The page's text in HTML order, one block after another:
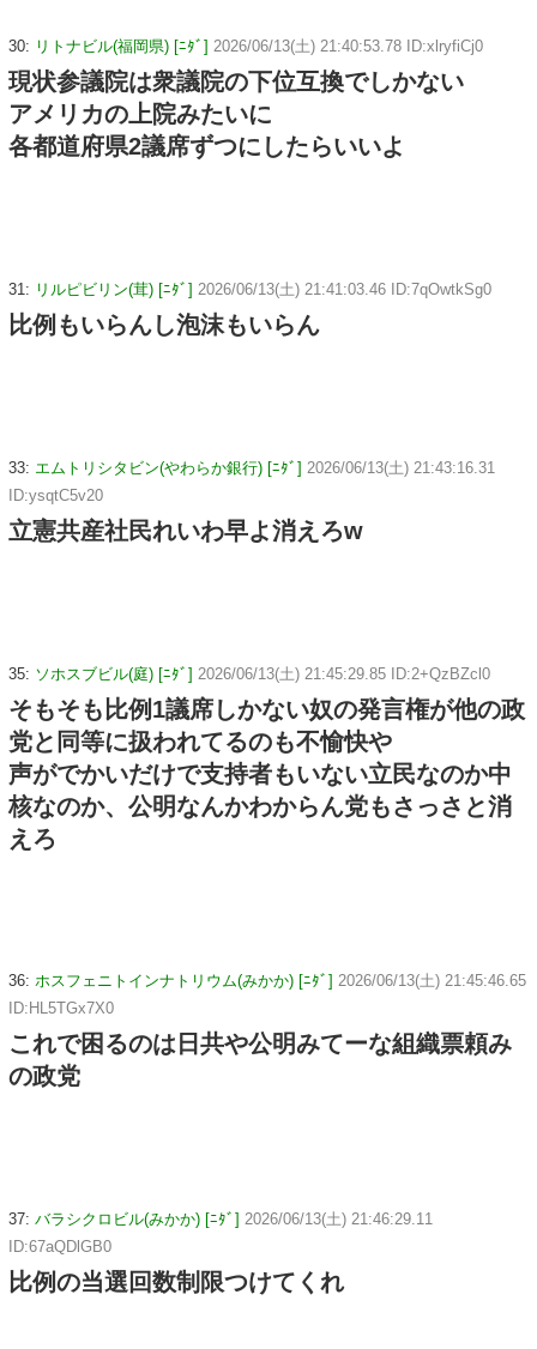
30: リトナビル(福岡県) [ﾆﾀﾞ] 2026/06/13(土) 21:40:53.78 ID:xlryfiCj0
現状参議院は衆議院の下位互換でしかない
アメリカの上院みたいに
各都道府県2議席ずつにしたらいいよ
31: リルピビリン(茸) [ﾆﾀﾞ] 2026/06/13(土) 21:41:03.46 ID:7qOwtkSg0
比例もいらんし泡沫もいらん
33: エムトリシタビン(やわらか銀行) [ﾆﾀﾞ] 2026/06/13(土) 21:43:16.31
ID:ysqtC5v20
立憲共産社民れいわ早よ消えろw
35: ソホスブビル(庭) [ﾆﾀﾞ] 2026/06/13(土) 21:45:29.85 ID:2+QzBZcl0
そもそも比例1議席しかない奴の発言権が他の政
党と同等に扱われてるのも不愉快や
声がでかいだけで支持者もいない立民なのか中
核なのか、公明なんかわからん党もさっさと消
えろ
36: ホスフェニトインナトリウム(みかか) [ﾆﾀﾞ] 2026/06/13(土) 21:45:46.65
ID:HL5TGx7X0
これで困るのは日共や公明みてーな組織票頼み
の政党
37: バラシクロビル(みかか) [ﾆﾀﾞ] 2026/06/13(土) 21:46:29.11
ID:67aQDlGB0
比例の当選回数制限つけてくれ